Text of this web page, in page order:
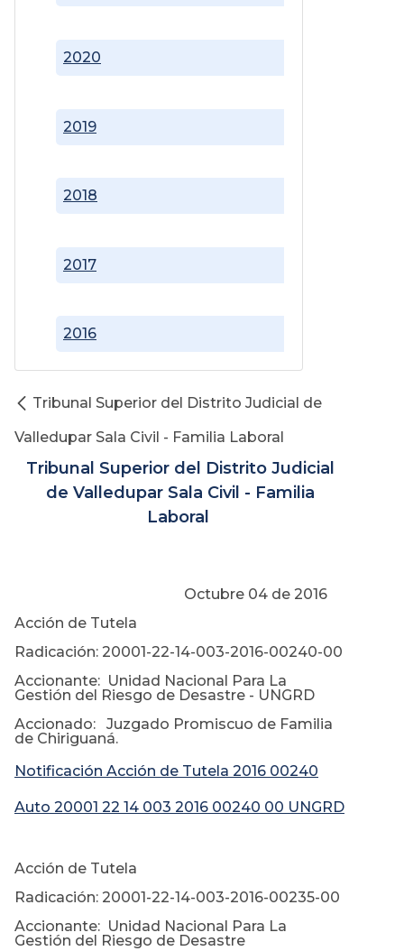
2016
2017
2018
2019
2020
Tribunal Superior del Distrito Judicial de
Valledupar Sala Civil - Familia Laboral
Tribunal Superior del Distrito Judicial
de Valledupar Sala Civil - Familia
Laboral
Octubre 04 de 2016
Acción de Tutela
Radicación: 20001-22-14-003-2016-00240-00
Accionante: Unidad Nacional Para La
Gestión del Riesgo de Desastre - UNGRD
Accionado: Juzgado Promiscuo de Familia
de Chiriguaná.
Notificación Acción de Tutela 2016 00240
Auto 20001 22 14 003 2016 00240 00 UNGRD
Acción de Tutela
Radicación: 20001-22-14-003-2016-00235-00
Accionante: Unidad Nacional Para La
Gestión del Riesgo de Desastre